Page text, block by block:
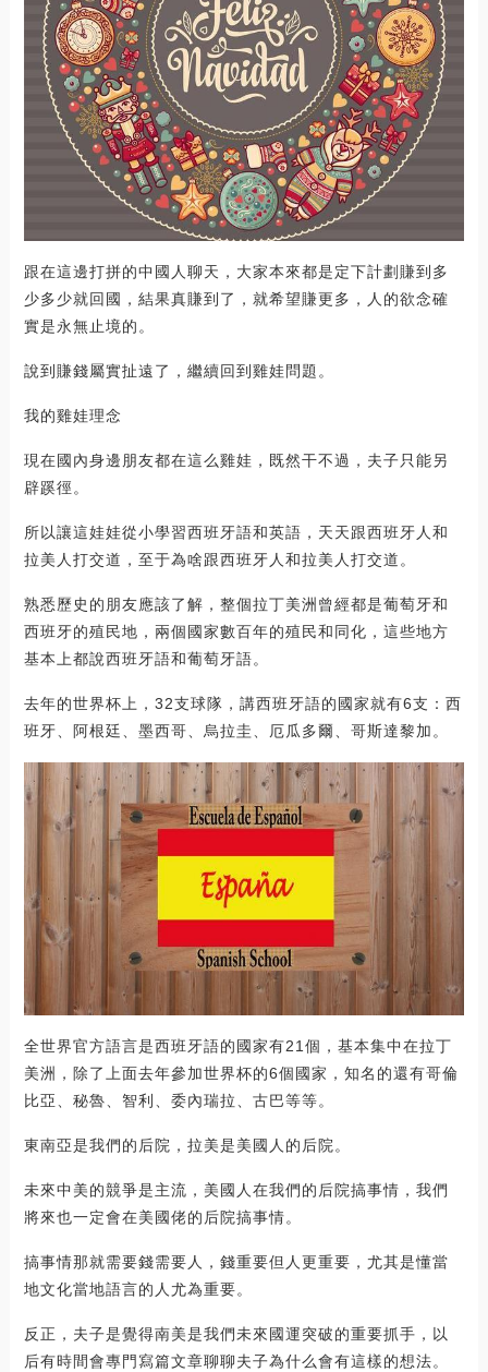
跟在這邊打拼的中國人聊天，大家本來都是定下計劃賺到多
少多少就回國，結果真賺到了，就希望賺更多，人的欲念確
實是永無止境的。
說到賺錢屬實扯遠了，繼續回到雞娃問題。
我的雞娃理念
現在國內身邊朋友都在這么雞娃，既然干不過，夫子只能另
辟蹊徑。
所以讓這娃娃從小學習西班牙語和英語，天天跟西班牙人和
拉美人打交道，至于為啥跟西班牙人和拉美人打交道。
熟悉歷史的朋友應該了解，整個拉丁美洲曾經都是葡萄牙和
西班牙的殖民地，兩個國家數百年的殖民和同化，這些地方
基本上都說西班牙語和葡萄牙語。
去年的世界杯上，32支球隊，講西班牙語的國家就有6支：西
班牙、阿根廷、墨西哥、烏拉圭、厄瓜多爾、哥斯達黎加。
全世界官方語言是西班牙語的國家有21個，基本集中在拉丁
美洲，除了上面去年參加世界杯的6個國家，知名的還有哥倫
比亞、秘魯、智利、委內瑞拉、古巴等等。
東南亞是我們的后院，拉美是美國人的后院。
未來中美的競爭是主流，美國人在我們的后院搞事情，我們
將來也一定會在美國佬的后院搞事情。
搞事情那就需要錢需要人，錢重要但人更重要，尤其是懂當
地文化當地語言的人尤為重要。
反正，夫子是覺得南美是我們未來國運突破的重要抓手，以
后有時間會專門寫篇文章聊聊夫子為什么會有這樣的想法。